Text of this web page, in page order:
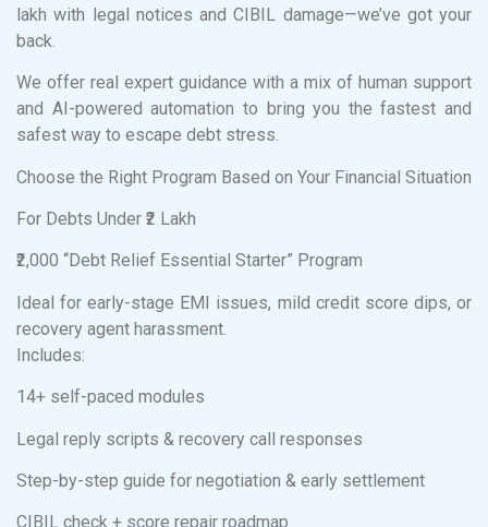
lakh with legal notices and CIBIL damage—we’ve got your
back.
We offer real expert guidance with a mix of human support
and AI-powered automation to bring you the fastest and
safest way to escape debt stress.
Choose the Right Program Based on Your Financial Situation
For Debts Under ₹2 Lakh
₹2,000 “Debt Relief Essential Starter” Program
Ideal for early-stage EMI issues, mild credit score dips, or
recovery agent harassment.
Includes:
14+ self-paced modules
Legal reply scripts & recovery call responses
Step-by-step guide for negotiation & early settlement
CIBIL check + score repair roadmap